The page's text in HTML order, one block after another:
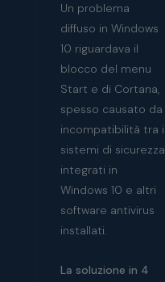
Un problema
diffuso in Windows
10 riguardava il
blocco del menu
Start e di Cortana,
spesso causato da
incompatibilità tra i
sistemi di sicurezza
integrati in
Windows 10 e altri
software antivirus
installati.
La soluzione in 4